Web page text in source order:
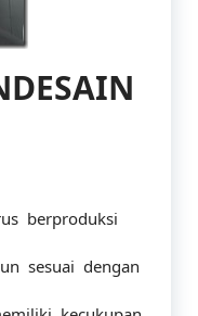
berproduksi
sesuai dengan